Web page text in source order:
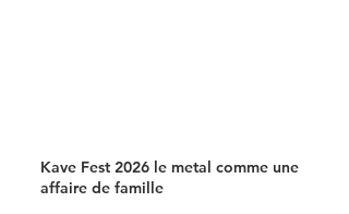
Kave Fest 2026 le metal comme une
affaire de famille